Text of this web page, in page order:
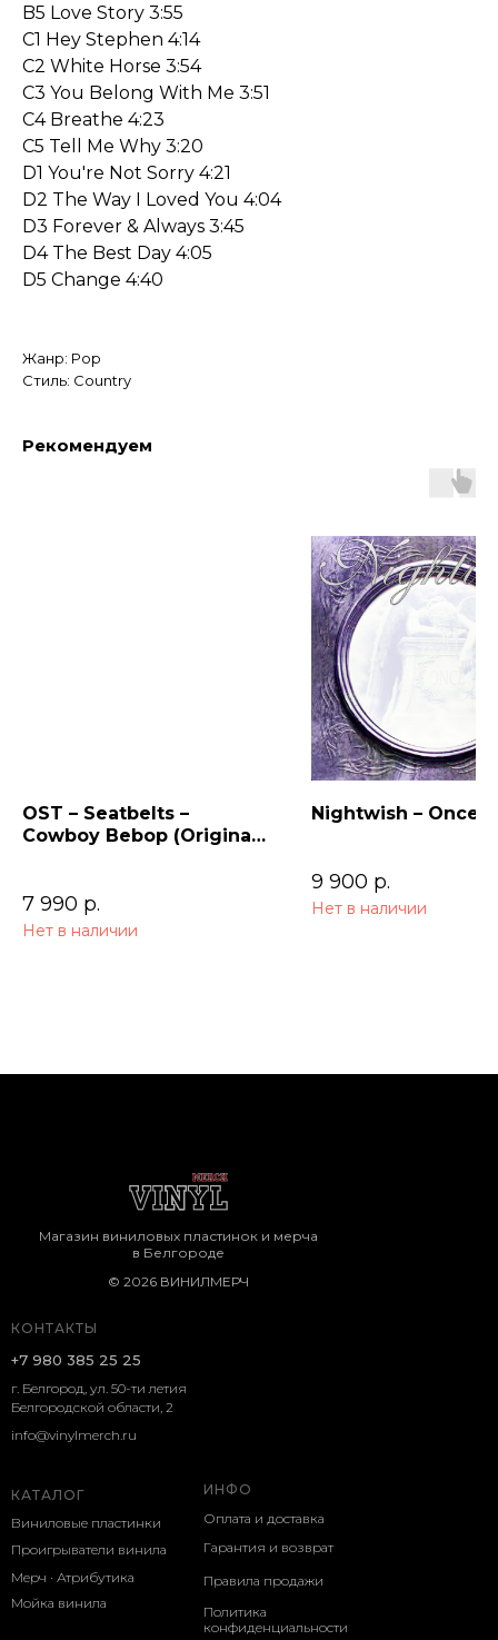
B5 Love Story 3:55
C1 Hey Stephen 4:14
C2 White Horse 3:54
C3 You Belong With Me 3:51
C4 Breathe 4:23
C5 Tell Me Why 3:20
D1 You're Not Sorry 4:21
D2 The Way I Loved You 4:04
D3 Forever & Always 3:45
D4 The Best Day 4:05
D5 Change 4:40
Жанр: Pop
Стиль: Country
Рекомендуем
OST – Seatbelts –
Cowboy Bebop (Original
7 990 р.
Нет в наличии
Nightwish – Once
9 900 р.
Нет в наличии
КОНТАКТЫ
г. Белгород, ул. 50-ти летия
Белгородской области, 2
КАТАЛОГ
Виниловые пластинки
ИНФО
Оплата и доставка
+7 980 385 25 25
Магазин виниловых пластинок и мерча
в Белгороде
Проигрыватели винила
Мерч · Атрибутика
Мойка винила
Гарантия и возврат
Политика
конфиденциальности
Правила продажи
© 2026 ВИНИЛМЕРЧ
info@vinylmerch.ru